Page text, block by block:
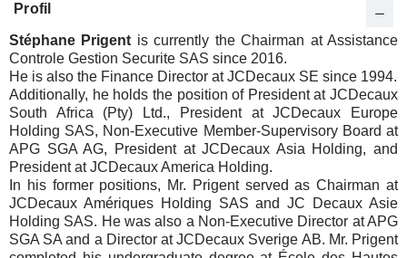
Profil
Stéphane Prigent is currently the Chairman at Assistance
Controle Gestion Securite SAS since 2016.
He is also the Finance Director at JCDecaux SE since 1994.
Additionally, he holds the position of President at JCDecaux
South Africa (Pty) Ltd., President at JCDecaux Europe
Holding SAS, Non-Executive Member-Supervisory Board at
APG SGA AG, President at JCDecaux Asia Holding, and
President at JCDecaux America Holding.
In his former positions, Mr. Prigent served as Chairman at
JCDecaux Amériques Holding SAS and JC Decaux Asie
Holding SAS. He was also a Non-Executive Director at APG
SGA SA and a Director at JCDecaux Sverige AB. Mr. Prigent